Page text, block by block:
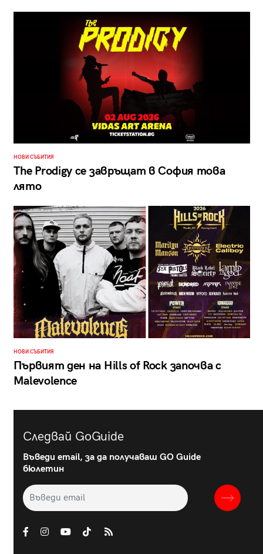
НОВИ СЪБИТИЯ
The Prodigy се завръщат в София това
лято
НОВИ СЪБИТИЯ
Първият ден на Hills of Rock започва с
Malevolence
Следвай GoGuide
Въведи email, за да получаваш GO Guide
бюлетин